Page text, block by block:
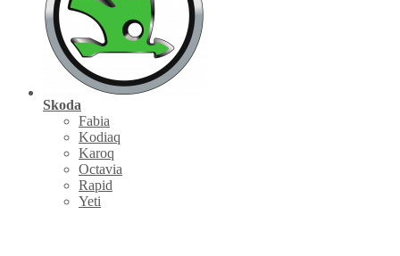
Skoda
Fabia
Kodiaq
Karoq
Octavia
Rapid
Yeti